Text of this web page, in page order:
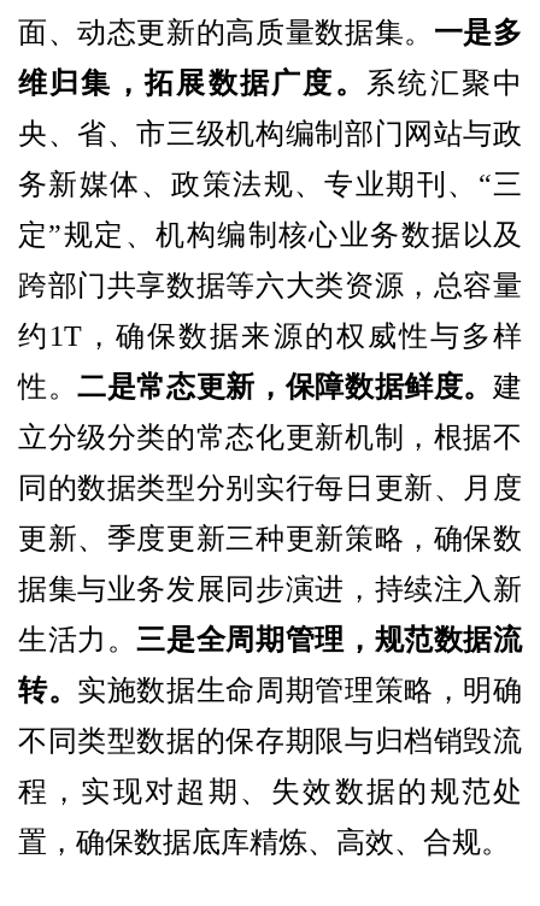
面、动态更新的高质量数据集。 一是多
维归集，拓展数据广度。 系统汇聚中
央、省、市三级机构编制部门网站与政
务新媒体、政策法规、专业期刊、“三
定”规定、机构编制核心业务数据以及
跨部门共享数据等六大类资源，总容量
约1T，确保数据来源的权威性与多样
性。二是常态更新，保障数据鲜度。 建
立分级分类的常态化更新机制，根据不
同的数据类型分别实行每日更新、月度
更新、季度更新三种更新策略，确保数
据集与业务发展同步演进，持续注入新
生活力。三是全周期管理，规范数据流
转。 实施数据生命周期管理策略，明确
不同类型数据的保存期限与归档销毁流
程，实现对超期、失效数据的规范处
置，确保数据底库精炼、高效、合规。